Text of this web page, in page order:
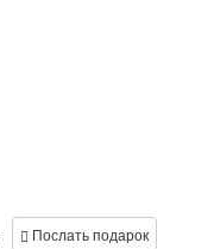
Послать подарок